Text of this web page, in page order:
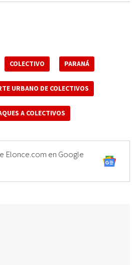
COLECTIVO PARANÁ
URBANO DE COLECTIVOS
A COLECTIVOS
Elonce.com en Google